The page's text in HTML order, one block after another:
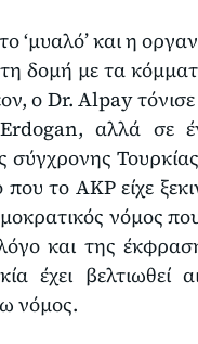
‘μυαλό’ και η
δομή με τα
ο Dr. Alpay
αλλά σε
σύγχρονης
το AKP είχε
νόμος
και της
βελτιωθεί
νόμος.